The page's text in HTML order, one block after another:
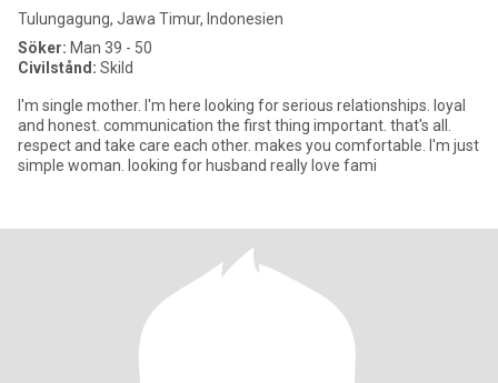
Tulungagung, Jawa Timur, Indonesien
Söker: Man 39 - 50
Civilstånd: Skild
I'm single mother. I'm here looking for serious relationships. loyal
and honest. communication the first thing important. that's all.
respect and take care each other. makes you comfortable. I'm just
simple woman. looking for husband really love fami